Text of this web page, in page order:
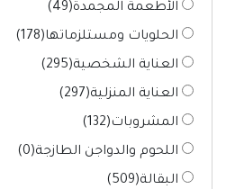
الأطعمة المجمدة(49
)
الحلويات ومستلزماتها(178
)
العناية الشخصية(295
)
العناية المنزلية(297
)
المشروبات(132
)
اللحوم والدواجن الطازجة(0
)
البقالة(509
)